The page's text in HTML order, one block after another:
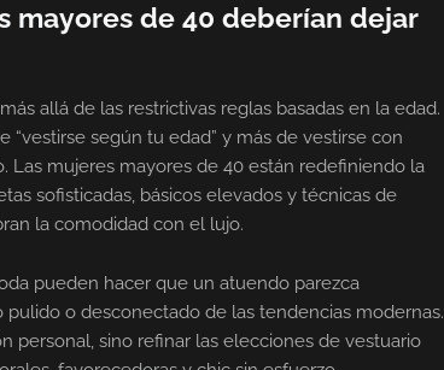
mayores de 40 deberían dejar
allá de las restrictivas reglas basadas en la edad.
“vestirse según tu edad” y más de vestirse con
Las mujeres mayores de 40 están redefiniendo la
sofisticadas, básicos elevados y técnicas de
la comodidad con el lujo.
pueden hacer que un atuendo parezca
o desconectado de las tendencias modernas.
personal, sino refinar las elecciones de vestuario